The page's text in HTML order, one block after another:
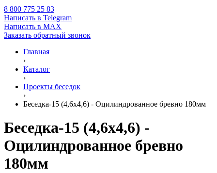
8 800 775 25 83
Написать в Telegram
Написать в MAX
Заказать обратный звонок
Главная
›
Каталог
›
Проекты беседок
›
Беседка-15 (4,6x4,6) - Оцилиндрованное бревно 180мм
Беседка-15 (4,6x4,6) -
Оцилиндрованное бревно
180мм